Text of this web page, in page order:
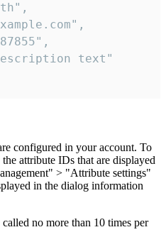
text"
configured in your account. To
attribute IDs that are displayed
> "Attribute settings"
in the dialog information
no more than 10 times per